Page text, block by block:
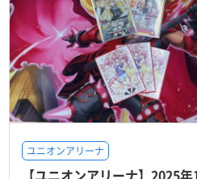
ユニオンアリーナ
【ユニオンアリーナ】2025